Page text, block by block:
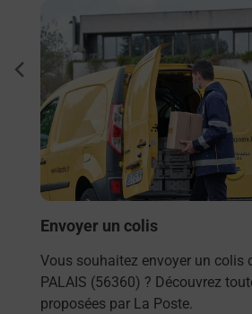
La
En savoir plus
Envoyer un colis
Vous souhaitez envoyer un colis
PALAIS (56360) ? Découvrez
proposées par La Poste.